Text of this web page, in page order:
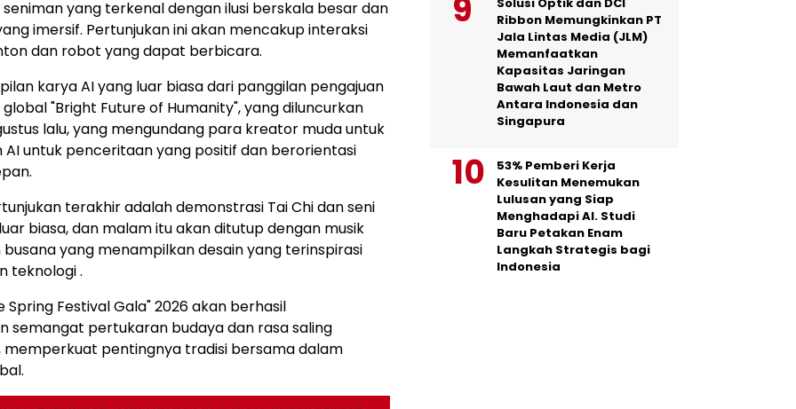
seniman yang terkenal dengan ilusi berskala besar dan
imersif. Pertunjukan ini akan mencakup interaksi
dan robot yang dapat berbicara.
karya AI yang luar biasa dari panggilan pengajuan
global "Bright Future of Humanity", yang diluncurkan
lalu, yang mengundang para kreator muda untuk
AI untuk penceritaan yang positif dan berorientasi
terakhir adalah demonstrasi Tai Chi dan seni
biasa, dan malam itu akan ditutup dengan musik
yang menampilkan desain yang terinspirasi
teknologi .
Spring Festival Gala" 2026 akan berhasil
semangat pertukaran budaya dan rasa saling
pentingnya tradisi bersama dalam
Ribbon Memungkinkan PT
Jala Lintas Media (JLM)
Memanfaatkan
Kapasitas Jaringan
Bawah Laut dan Metro
Antara Indonesia dan
Singapura
53% Pemberi Kerja
Kesulitan Menemukan
Lulusan yang Siap
Menghadapi AI. Studi
Baru Petakan Enam
Langkah Strategis bagi
Indonesia